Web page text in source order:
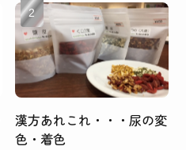
漢方あれこれ・・・尿の変
色・着色